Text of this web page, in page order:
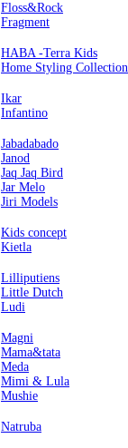
Floss&Rock
Fragment
HABA -Terra Kids
Home Styling Collection
Ikar
Infantino
Jabadabado
Janod
Jaq Jaq Bird
Jar Melo
Jiri Models
Kids concept
Kietla
Lilliputiens
Little Dutch
Ludi
Magni
Mama&tata
Meda
Mimi & Lula
Mushie
Natruba